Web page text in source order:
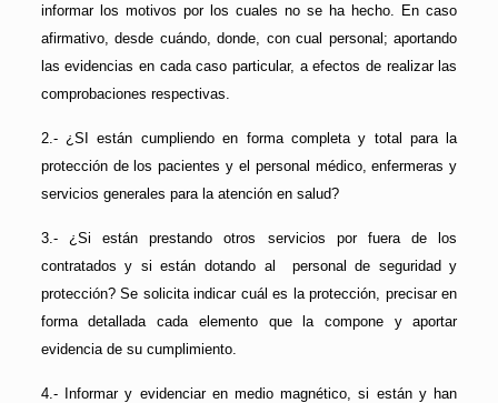
informar los motivos por los cuales no se ha hecho. En caso
afirmativo, desde cuándo, donde, con cual personal; aportando
las evidencias en cada caso particular, a efectos de realizar las
comprobaciones respectivas.
2.- ¿SI están cumpliendo en forma completa y total para la
protección de los pacientes y el personal médico, enfermeras y
servicios generales para la atención en salud?
3.- ¿Si están prestando otros servicios por fuera de los
contratados y si están dotando al personal de seguridad y
protección? Se solicita indicar cuál es la protección, precisar en
forma detallada cada elemento que la compone y aportar
evidencia de su cumplimiento.
4.- Informar y evidenciar en medio magnético, si están y han